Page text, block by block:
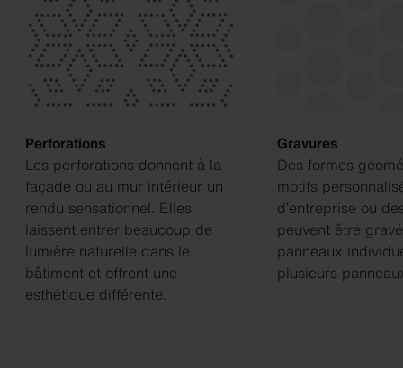
Perforations
Les perforations donnent à la
façade ou au mur intérieur un
rendu sensationnel. Elles
laissent entrer beaucoup de
lumière naturelle dans le
bâtiment et offrent une
esthétique différente.
Gravures
Des formes
motifs
d’entreprise ou
peuvent être
panneaux
plusieurs